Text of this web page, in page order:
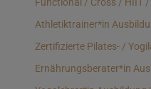
Athletiktrainer*in
Zertifizierte Pilates- /
Ernährungsberater*in